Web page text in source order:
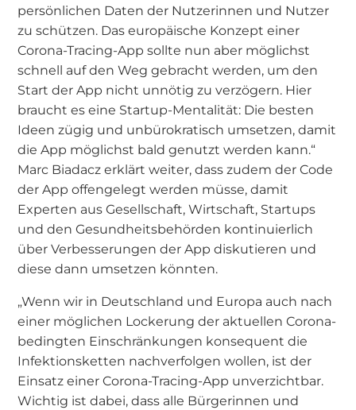
persönlichen Daten der Nutzerinnen und Nutzer
zu schützen. Das europäische Konzept einer
Corona-Tracing-App sollte nun aber möglichst
schnell auf den Weg gebracht werden, um den
Start der App nicht unnötig zu verzögern. Hier
braucht es eine Startup-Mentalität: Die besten
Ideen zügig und unbürokratisch umsetzen, damit
die App möglichst bald genutzt werden kann.“
Marc Biadacz erklärt weiter, dass zudem der Code
der App offengelegt werden müsse, damit
Experten aus Gesellschaft, Wirtschaft, Startups
und den Gesundheitsbehörden kontinuierlich
über Verbesserungen der App diskutieren und
diese dann umsetzen könnten.
„Wenn wir in Deutschland und Europa auch nach
einer möglichen Lockerung der aktuellen Corona-
bedingten Einschränkungen konsequent die
Infektionsketten nachverfolgen wollen, ist der
Einsatz einer Corona-Tracing-App unverzichtbar.
Wichtig ist dabei, dass alle Bürgerinnen und